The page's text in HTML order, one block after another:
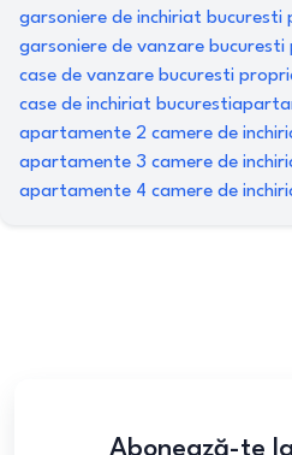
garsoniere de inchiriat
garsoniere de vanzare
case de vanzare bucuresti
case de inchiriat bucuresti
apartamente 2 camere de
apartamente 3 camere de
apartamente 4 camere de
Abonează-te